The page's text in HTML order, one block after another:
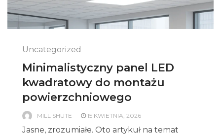
Uncategorized
Minimalistyczny panel LED
kwadratowy do montażu
powierzchniowego
MILL SHUTE 15 KWIETNIA, 2026
Jasne, zrozumiałe. Oto artykuł na temat